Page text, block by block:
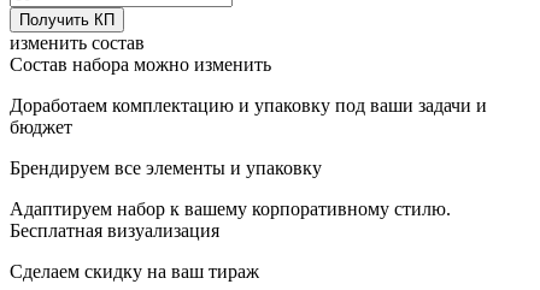
Получить КП
изменить состав
Состав набора можно изменить
Доработаем комплектацию и упаковку под ваши задачи и
бюджет
Брендируем все элементы и упаковку
Адаптируем набор к вашему корпоративному стилю.
Бесплатная визуализация
Сделаем скидку на ваш тираж